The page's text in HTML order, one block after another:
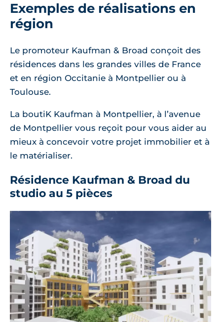
Exemples de réalisations en
région
Le promoteur Kaufman & Broad conçoit des
résidences dans les grandes villes de France
et en région Occitanie à Montpellier ou à
Toulouse.
La boutiK Kaufman à Montpellier, à l’avenue
de Montpellier vous reçoit pour vous aider au
mieux à concevoir votre projet immobilier et à
le matérialiser.
Résidence Kaufman & Broad du
studio au 5 pièces